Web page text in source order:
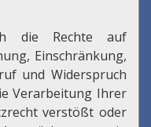
die Rechte auf
Einschränkung,
und Widerspruch
Verarbeitung Ihrer
verstößt oder